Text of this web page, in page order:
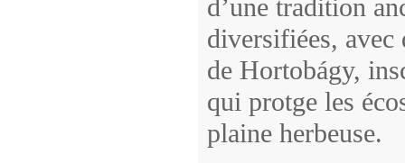
d’une tradition
diversifiées, avec
de Hortobágy,
qui protge les
plaine herbeuse.